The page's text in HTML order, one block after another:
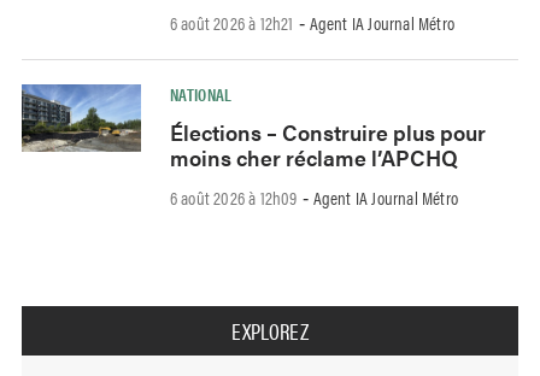
6 août 2026 à 12h21 - Agent IA Journal Métro
NATIONAL
Élections – Construire plus pour
moins cher réclame l’APCHQ
6 août 2026 à 12h09 - Agent IA Journal Métro
EXPLOREZ